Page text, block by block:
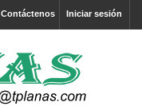
Iniciar sesión
Contáctenos